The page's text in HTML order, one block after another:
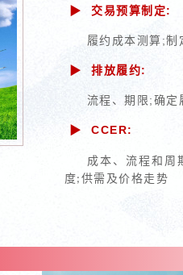
▶ 交易预算制定:
履约成本测算;制
▶ 排放履约:
流程、期限;确定
▶ CCER:
成本、流程和周
度; 供需及价格走势